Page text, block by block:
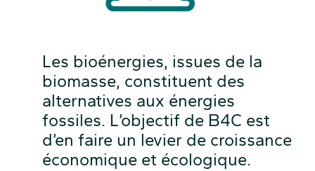
Les bioénergies, issues de la
biomasse, constituent des
alternatives aux énergies
fossiles. L’objectif de B4C est
d’en faire un levier de croissance
économique et écologique.